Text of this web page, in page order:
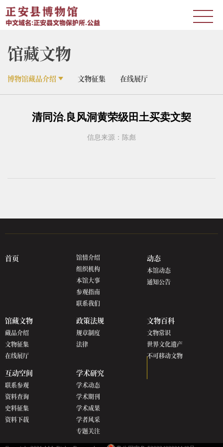
馆藏文物
博物馆藏品介绍 文物征集 在线展厅
清同治.良风洞黄荣级田土买卖文契
信息来源：陈彪
首页
馆情介绍
组织机构
本馆大事
参观指南
联系我们
动态
本馆动态
通知公告
馆藏文物
藏品介绍
文物征集
在线展厅
政策法规
规章制度
法律
文物百科
文物常识
世界文化遗产
不可移动文物
互动空间
联系参观
资料查询
史料征集
资料下载
学术研究
学术动态
学术期刊
学术成果
学者风采
专题关注